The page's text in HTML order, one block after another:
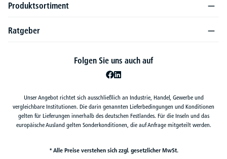
Produktsortiment
Ratgeber
Folgen Sie uns auch auf
Unser Angebot richtet sich ausschließlich an Industrie, Handel, Gewerbe und
vergleichbare Institutionen. Die darin genannten Lieferbedingungen und Konditionen
gelten für Lieferungen innerhalb des deutschen Festlandes. Für die Inseln und das
europäische Ausland gelten Sonderkonditionen, die auf Anfrage mitgeteilt werden.
* Alle Preise verstehen sich zzgl. gesetzlicher MwSt.